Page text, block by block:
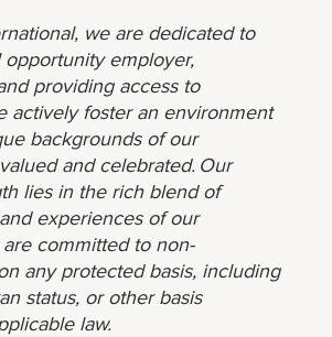
we are dedicated to
employer,
providing access to
actively foster an environment
backgrounds of our
and celebrated. Our
lies in the rich blend of
experiences of our
are committed to non-
any protected basis, including
status, or other basis
law.